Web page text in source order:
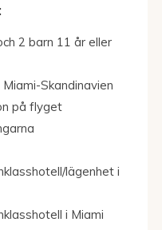
2 barn 11 år eller
Skandinavien
på flyget
lägenhet i
i Miami